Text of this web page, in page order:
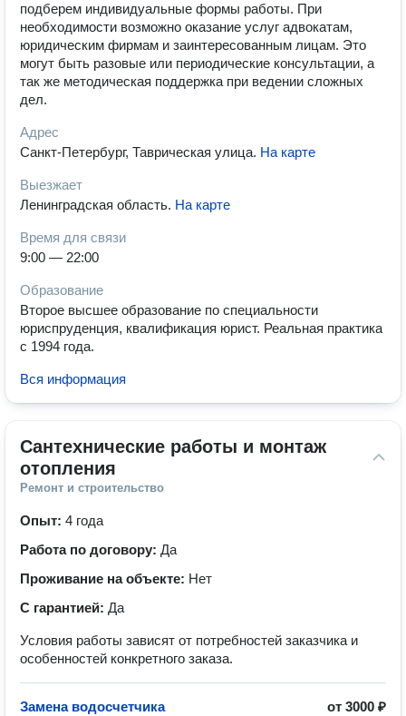
подберем индивидуальные формы работы. При
необходимости возможно оказание услуг адвокатам,
юридическим фирмам и заинтересованным лицам. Это
могут быть разовые или периодические консультации, а
так же методическая поддержка при ведении сложных
дел.
Адрес
Санкт-Петербург, Таврическая улица. На карте
Выезжает
Ленинградская область. На карте
Время для связи
9:00 — 22:00
Образование
Второе высшее образование по специальности
юриспруденция, квалификация юрист. Реальная практика
с 1994 года.
Вся информация
Сантехнические работы и монтаж
отопления
Ремонт и строительство
Опыт: 4 года
Работа по договору: Да
Проживание на объекте: Нет
С гарантией: Да
Условия работы зависят от потребностей заказчика и
особенностей конкретного заказа.
от 3000 ₽
Замена водосчетчика